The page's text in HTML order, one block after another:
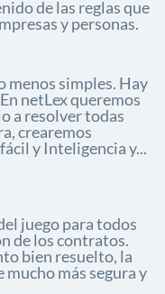
de las reglas que
y personas.
menos simples. Hay
netLex queremos
a resolver todas
crearemos
y Inteligencia y...
juego para todos
de los contratos.
bien resuelto, la
más segura y